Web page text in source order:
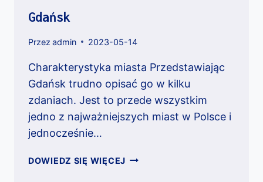
Gdańsk
Przez admin 2023-05-14
Charakterystyka miasta Przedstawiając
Gdańsk trudno opisać go w kilku
zdaniach. Jest to przede wszystkim
jedno z najważniejszych miast w Polsce i
jednocześnie…
DOWIEDZ SIĘ WIĘCEJ GDAŃSK